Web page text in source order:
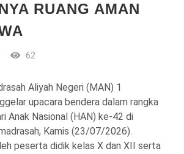
RUANG AMAN
62
Aliyah Negeri (MAN) 1
upacara bendera dalam rangka
Anak Nasional (HAN) ke-42 di
Kamis (23/07/2026).
peserta didik kelas X dan XII serta